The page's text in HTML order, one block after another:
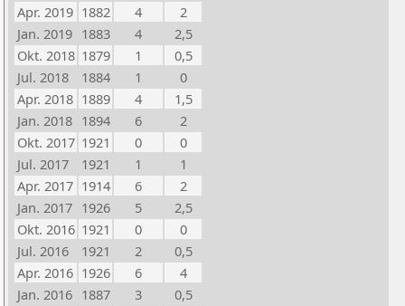
Apr. 2019 1882 4
2
Jan. 2019 1883 4
2,5
Okt. 2018 1879 1
0,5
Jul. 2018
1884 1
0
Apr. 2018 1889 4
1,5
Jan. 2018 1894 6
2
Okt. 2017 1921 0
0
Jul. 2017
1921 1
1
Apr. 2017 1914 6
2
Jan. 2017 1926 5
2,5
Okt. 2016 1921 0
0
Jul. 2016
1921 2
0,5
Apr. 2016 1926 6
4
Jan. 2016 1887 3
0,5